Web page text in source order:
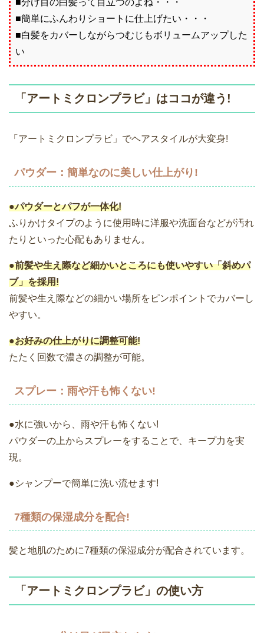
■分け目の白髪って目立つのよね・・・
■簡単にふんわりショートに仕上げたい・・・
■白髪をカバーしながらつむじもボリュームアップした
い
「アートミクロンプラビ」はココが違う!
「アートミクロンプラビ」でヘアスタイルが大変身!
パウダー：簡単なのに美しい仕上がり!
●パウダーとパフが一体化!
ふりかけタイプのように使用時に洋服や洗面台などが汚れ
たりといった心配もありません。
●前髪や生え際など細かいところにも使いやすい「斜めパ
ブ」を採用!
前髪や生え際などの細かい場所をピンポイントでカバーし
やすい。
●お好みの仕上がりに調整可能!
たたく回数で濃さの調整が可能。
スプレー：雨や汗も怖くない!
●水に強いから、雨や汗も怖くない!
パウダーの上からスプレーをすることで、キープ力を実
現。
●シャンプーで簡単に洗い流せます!
7種類の保湿成分を配合!
髪と地肌のために7種類の保湿成分が配合されています。
「アートミクロンプラビ」の使い方